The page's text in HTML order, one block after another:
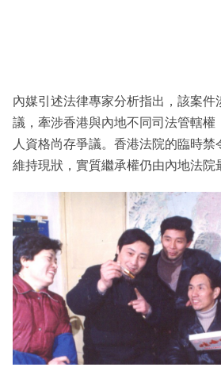
內媒引述法律專家分析指出，該案件
議，牽涉香港與內地不同司法管轄權
人資格尚存爭議。香港法院的臨時禁
維持現狀，實質繼承權仍由內地法院